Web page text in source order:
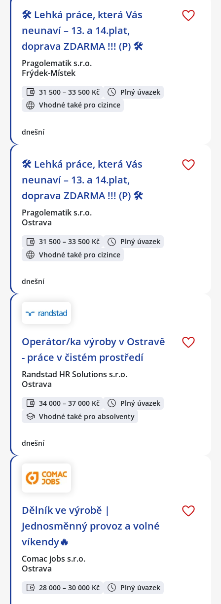
🛠️ Lehká práce, která Vás
neunaví – 13. a 14.plat,
doprava ZDARMA !!! (P) 🛠️
Pragolematik s.r.o.
Frýdek-Místek
31 500 – 33 500 Kč
Plný úvazek
Vhodné také pro cizince
dnešní
🛠️ Lehká práce, která Vás
neunaví – 13. a 14.plat,
doprava ZDARMA !!! (P) 🛠️
Pragolematik s.r.o.
Ostrava
31 500 – 33 500 Kč
Plný úvazek
Vhodné také pro cizince
dnešní
Operátor/ka výroby v Ostravě
- práce v čistém prostředí
Randstad HR Solutions s.r.o.
Ostrava
34 000 – 37 000 Kč
Plný úvazek
Vhodné také pro absolventy
dnešní
Dělník ve výrobě |
Jednosměnný provoz a volné
víkendy🔥
Comac jobs s.r.o.
Ostrava
28 000 – 30 000 Kč Plný úvazek